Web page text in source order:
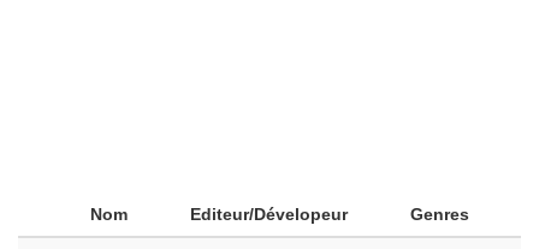
Nom Editeur/Dévelopeur Genres